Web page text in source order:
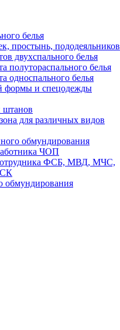
белья
простынь, пододеяльников
двухспального белья
полутораспального белья
односпального белья
формы и спецодежды
для различных видов
обмундирования
ЧОП
ФСБ, МВД, МЧС,
обмундирования